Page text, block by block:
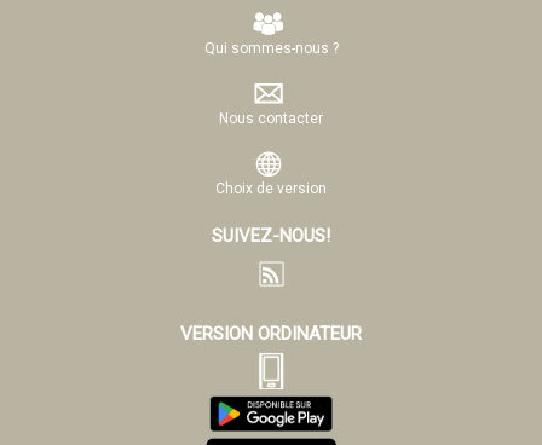
Qui sommes-nous ?
Nous contacter
Choix de version
SUIVEZ-NOUS!
VERSION ORDINATEUR